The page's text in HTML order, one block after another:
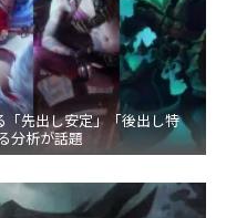
「先出し安定」「後出し特
分析が話題